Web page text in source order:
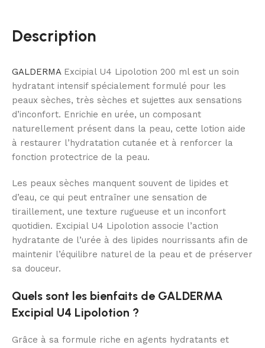
Description
GALDERMAExcipial U4 Lipolotion 200 ml est un soin
hydratant intensif spécialement formulé pour les
peaux sèches, très sèches et sujettes aux sensations
d’inconfort. Enrichie en urée, un composant
naturellement présent dans la peau, cette lotion aide
à restaurer l’hydratation cutanée et à renforcer la
fonction protectrice de la peau.
Les peaux sèches manquent souvent de lipides et
d’eau, ce qui peut entraîner une sensation de
tiraillement, une texture rugueuse et un inconfort
quotidien. Excipial U4 Lipolotion associe l’action
hydratante de l’urée à des lipides nourrissants afin de
maintenir l’équilibre naturel de la peau et de préserver
sa douceur.
Quels sont les bienfaits de GALDERMA
Excipial U4 Lipolotion ?
Grâce à sa formule riche en agents hydratants et